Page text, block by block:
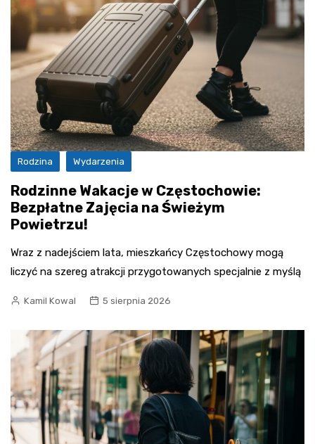
Rodzina Wydarzenia
Rodzinne Wakacje w Częstochowie:
Bezpłatne Zajęcia na Świeżym
Powietrzu!
Wraz z nadejściem lata, mieszkańcy Częstochowy mogą
liczyć na szereg atrakcji przygotowanych specjalnie z myślą
Kamil Kowal 5 sierpnia 2026